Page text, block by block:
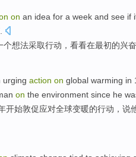
on an idea for a week and see if
个想法采取行动 ， 看看在最初的兴
urging action on global warming in
on the environment since he
开始敦促应对全球变暖的行动 ， 说